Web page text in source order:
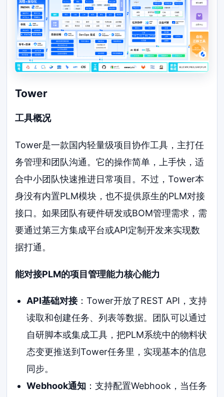
Tower
工具概况
Tower是一款国内轻量级项目协作工具，主打任
务管理和团队沟通。它的操作简单，上手快，适
合中小团队快速推进日常项目。不过，Tower本
身没有内置PLM模块，也不提供原生的PLM对接
接口。如果团队有硬件研发或BOM管理需求，需
要通过第三方集成平台或API定制开发来实现数
据打通。
能对接PLM的项目管理能力核心能力
API基础对接：Tower开放了REST API，支持
读取和创建任务、列表等数据。团队可以通过
自研脚本或集成工具，把PLM系统中的物料状
态变更推送到Tower任务里，实现基本的信息
同步。
Webhook通知 ：支持配置Webhook，当任务